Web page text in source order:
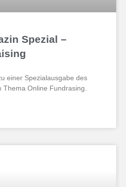
Spezial –
einer Spezialausgabe des
Thema Online Fundrasing.